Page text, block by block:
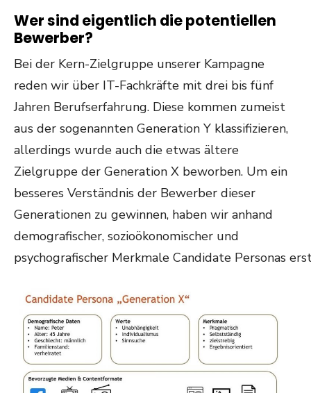
Wer sind eigentlich die potentiellen
Bewerber?
Bei der Kern-Zielgruppe unserer Kampagne
reden wir über IT-Fachkräfte mit drei bis fünf
Jahren Berufserfahrung. Diese kommen zumeist
aus der sogenannten Generation Y klassifizieren,
allerdings wurde auch die etwas ältere
Zielgruppe der Generation X beworben. Um ein
besseres Verständnis der Bewerber dieser
Generationen zu gewinnen, haben wir anhand
demografischer, sozioökonomischer und
psychografischer Merkmale Candidate Personas